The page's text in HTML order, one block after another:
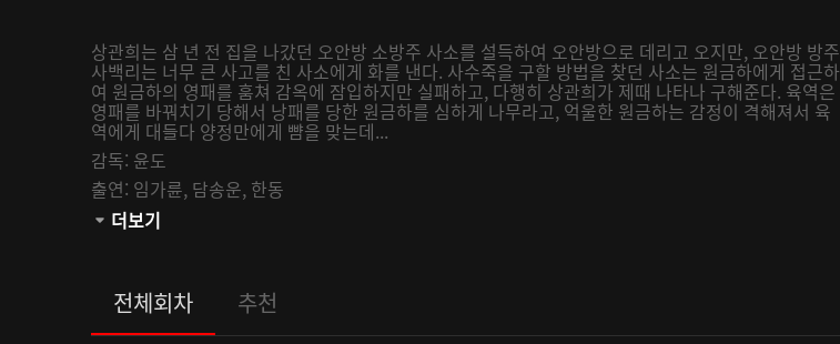
상관희는 삼 년 전 집을 나갔던 오안방 소방주 사소를 설득하여 오안방으로 데리고 오지만, 오안방 방주
사백리는 너무 큰 사고를 친 사소에게 화를 낸다. 사수죽을 구할 방법을 찾던 사소는 원금하에게 접근하
여 원금하의 영패를 훔쳐 감옥에 잠입하지만 실패하고, 다행히 상관희가 제때 나타나 구해준다. 육역은
영패를 바꿔치기 당해서 낭패를 당한 원금하를 심하게 나무라고, 억울한 원금하는 감정이 격해져서 육
역에게 대들다 양정만에게 뺨을 맞는데...
감독: 윤도
출연: 임가륜, 담송운, 한동
관람등급:
더보기
전체회차 추천